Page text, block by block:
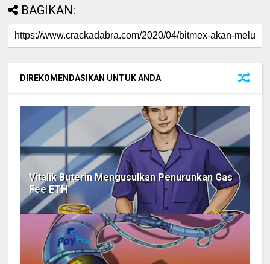
BAGIKAN:
DIREKOMENDASIKAN UNTUK ANDA
Vitalik Buterin Mengusulkan Penurunkan Gas
Fee ETH